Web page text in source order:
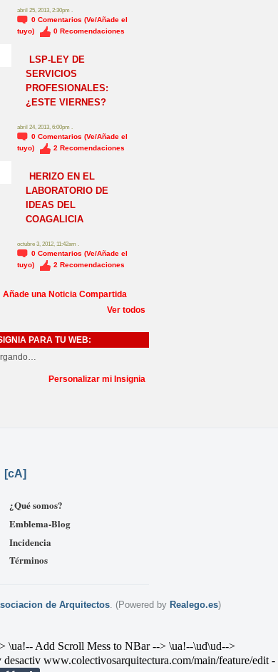
abril 25, 2013, 2:30pm .
0 Comentarios (Ve/Añade el
tuyo)
0 Recomendaciones
LSP-LEY DE
SERVICIOS
PROFESIONALES:
¿ESTE VIERNES?
abril 24, 2013, 6:00pm .
0 Comentarios (Ve/Añade el
tuyo)
2 Recomendaciones
HERIZO EN EL
LABORATORIO DE
IDEAS DEL
COAGALICIA
octubre 3, 2012, 11:42am .
0 Comentarios (Ve/Añade el
tuyo)
2 Recomendaciones
Añade una Noticia Compartida
Ver todos
PARA TU WEB:
Personalizar mi Insignia
[cA]
¿Qué somos?
Emblema-Blog
Incidencia
Términos
de Arquitectos. (Powered by Realego.es)
\ua!-- Add Scroll Mess to NBar --> \ua!--\ud\ud-->
desactiv www.colectivosarquitectura.com/main/feature/edit -